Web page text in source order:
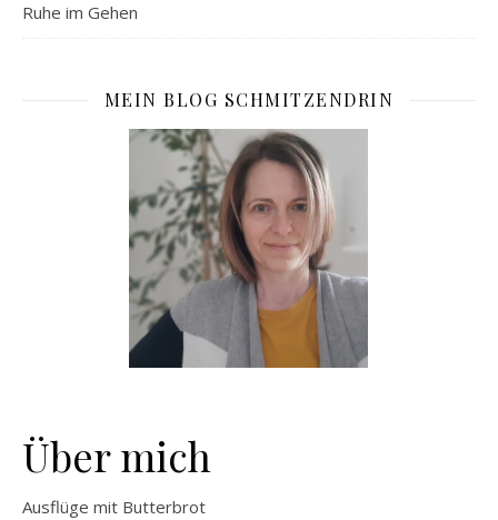
Ruhe im Gehen
MEIN BLOG SCHMITZENDRIN
Über mich
Ausflüge mit Butterbrot